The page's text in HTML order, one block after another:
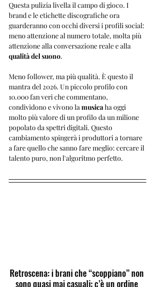
Questa pulizia livella il campo di gioco. I
brand e le etichette discografiche ora
guarderanno con occhi diversi i profili social:
meno attenzione al numero totale, molta più
attenzione alla conversazione reale e alla
qualità del suono.
Meno follower, ma più qualità. È questo il
mantra del 2026. Un piccolo profilo con
10.000 fan veri che commentano,
condividono e vivono la musica ha oggi
molto più valore di un profilo da un milione
popolato da spettri digitali. Questo
cambiamento spingerà i produttori a tornare
a fare quello che sanno fare meglio: cercare il
talento puro, non l'algoritmo perfetto.
Retroscena: i brani che “scoppiano” non
sono quasi mai casuali: c’è un ordine